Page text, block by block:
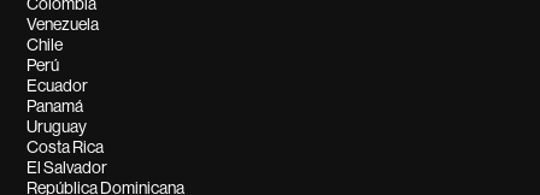
Venezuela
Chile
Perú
Ecuador
Panamá
Uruguay
Costa Rica
El Salvador
República Dominicana